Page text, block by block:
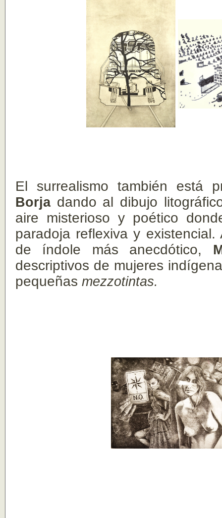
El surrealismo también está
Borjadando al dibujo
aire misterioso y poético
paradoja reflexiva y
de índole más anecdótico,
descriptivos de mujeres
pequeñas mezzotintas.